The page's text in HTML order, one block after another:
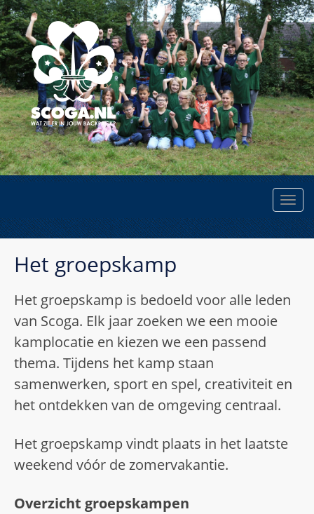
Het groepskamp
Het groepskamp is bedoeld voor alle leden
van Scoga. Elk jaar zoeken we een mooie
kamp­locatie en kiezen we een passend
thema. Tijdens het kamp staan
samenwerken, sport en spel, creativiteit en
het ontdekken van de omgeving centraal.
Het groepskamp vindt plaats in het laatste
weekend vóór de zomervakantie.
Overzicht groepskampen